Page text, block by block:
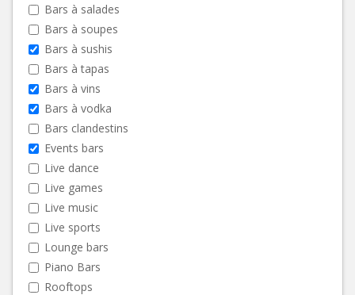
Bars à salades
Bars à soupes
Bars à sushis
Bars à tapas
Bars à vins
Bars à vodka
Bars clandestins
Events bars
Live dance
Live games
Live music
Live sports
Lounge bars
Piano Bars
Rooftops